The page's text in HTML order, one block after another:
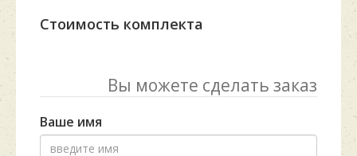
Стоимость комплекта
Вы можете сделать заказ
Ваше имя